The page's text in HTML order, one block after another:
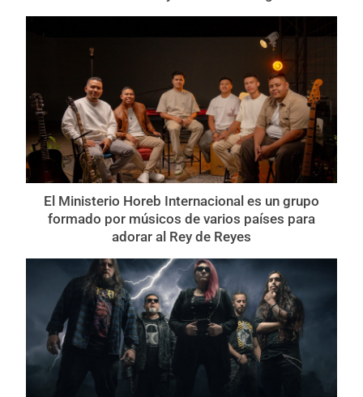
El Ministerio Horeb Internacional es un grupo
formado por músicos de varios países para
adorar al Rey de Reyes